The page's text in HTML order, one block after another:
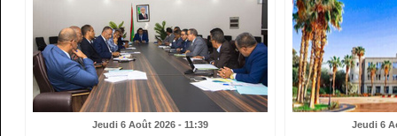
Jeudi 6 Août 2026 - 11:39 Jeudi 6